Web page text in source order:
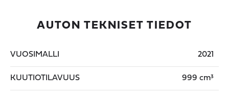
AUTON TEKNISET TIEDOT
VUOSIMALLI 2021
KUUTIOTILAVUUS 999 cm³